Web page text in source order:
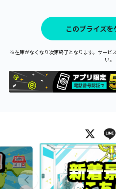
このプライズを
※在庫がなくなり次第終了となります。サービ
い。
X